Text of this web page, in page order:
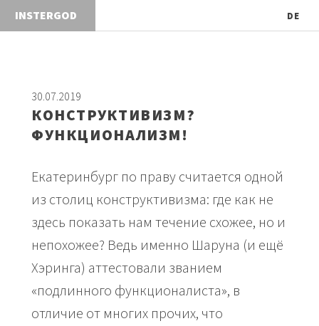
INSTERG DE
30.07.2019
КОНСТРУКТИВИЗМ?
ФУНКЦИОНАЛИЗМ!
Екатеринбург по праву считается одной
из столиц конструктивизма: где как не
здесь показать нам течение схожее, но и
непохожее? Ведь именно Шаруна (и ещё
Хэринга) аттестовали званием
«подлинного функционалиста», в
отличие от многих прочих, что